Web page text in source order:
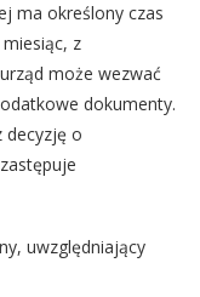
ma określony czas
z
może wezwać
dokumenty.
decyzję o
uwzględniający